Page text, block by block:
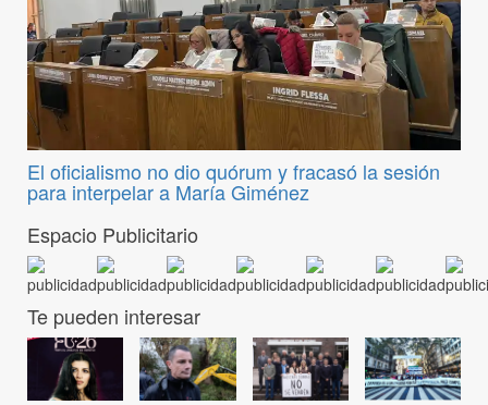
El oficialismo no dio quórum y fracasó la sesión
para interpelar a María Giménez
Espacio Publicitario
Te pueden interesar